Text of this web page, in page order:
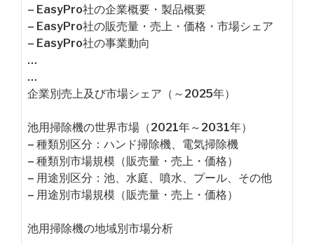
– EasyPro社の企業概要・製品概要
– EasyPro社の販売量・売上・価格・市場シェア
– EasyPro社の事業動向
…
…
企業別売上及び市場シェア（～2025年）
池用掃除機の世界市場（2021年～2031年）
– 種類別区分：ハンド掃除機、電気掃除機
– 種類別市場規模（販売量・売上・価格）
– 用途別区分：池、水庭、噴水、プール、その他
– 用途別市場規模（販売量・売上・価格）
池用掃除機の地域別市場分析